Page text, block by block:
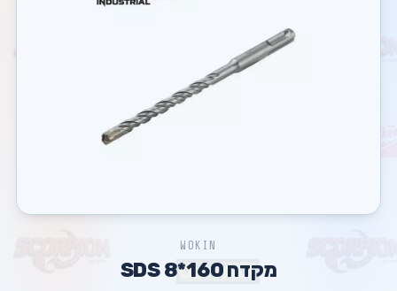
WOKIN
מקדח SDS 8*160